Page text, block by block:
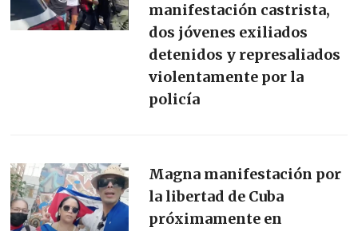
manifestación castrista,
dos jóvenes exiliados
detenidos y represaliados
violentamente por la
policía
Magna manifestación por
la libertad de Cuba
próximamente en